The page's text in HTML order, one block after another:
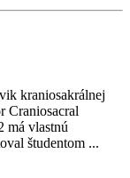
kraniosakrálnej
Craniosacral
má vlastnú
študentom ...